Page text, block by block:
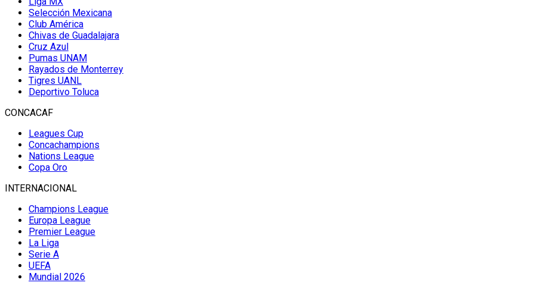
Selección Mexicana
Club América
Chivas de Guadalajara
Cruz Azul
Pumas UNAM
Rayados de Monterrey
Tigres UANL
Deportivo Toluca
CONCACAF
Leagues Cup
Concachampions
Nations League
Copa Oro
INTERNACIONAL
Champions League
Europa League
Premier League
La Liga
Serie A
UEFA
Mundial 2026